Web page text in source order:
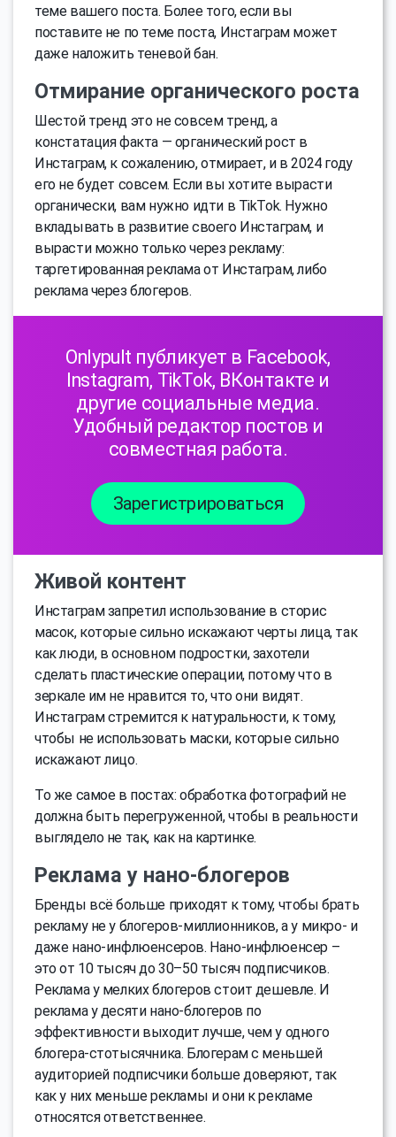
теме вашего поста. Более того, если вы
поставите не по теме поста, Инстаграм может
даже наложить теневой бан.
Отмирание органического роста
Шестой тренд это не совсем тренд, а
констатация факта — органический рост в
Инстаграм, к сожалению, отмирает, и в 2024 году
его не будет совсем. Если вы хотите вырасти
органически, вам нужно идти в TikTok. Нужно
вкладывать в развитие своего Инстаграм, и
вырасти можно только через рекламу:
таргетированная реклама от Инстаграм, либо
реклама через блогеров.
Onlypult публикует в Facebook,
Instagram, TikTok, ВКонтакте и
другие социальные медиа.
Удобный редактор постов и
совместная работа.
Зарегистрироваться
Живой контент
Инстаграм запретил использование в сторис
масок, которые сильно искажают черты лица, так
как люди, в основном подростки, захотели
сделать пластические операции, потому что в
зеркале им не нравится то, что они видят.
Инстаграм стремится к натуральности, к тому,
чтобы не использовать маски, которые сильно
искажают лицо.
То же самое в постах: обработка фотографий не
должна быть перегруженной, чтобы в реальности
выглядело не так, как на картинке.
Реклама у нано-блогеров
Бренды всё больше приходят к тому, чтобы брать
рекламу не у блогеров-миллионников, а у микро- и
даже нано-инфлюенсеров. Нано-инфлюенсер –
это от 10 тысяч до 30–50 тысяч подписчиков.
Реклама у мелких блогеров стоит дешевле. И
реклама у десяти нано-блогеров по
эффективности выходит лучше, чем у одного
блогера-стотысячника. Блогерам с меньшей
аудиторией подписчики больше доверяют, так
как у них меньше рекламы и они к рекламе
относятся ответственнее.